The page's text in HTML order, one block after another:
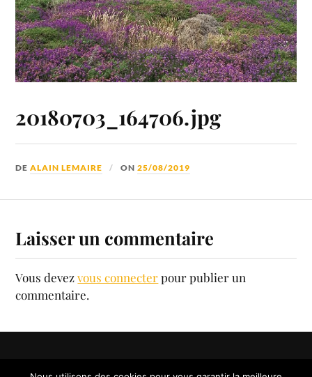
20180703_164706.jpg
DEALAIN LEMAIRE ON25/08/2019
Laisser un commentaire
Vous devezvous connecterpour publier un
commentaire.